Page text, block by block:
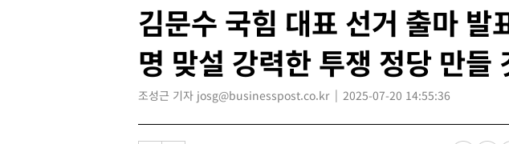
김문수 국힘 대표 선거 출마 발
명 맞설 강력한 투쟁 정당 만들
조성근 기자 josg@businesspost.co.kr 2025-07-20 14:55:36